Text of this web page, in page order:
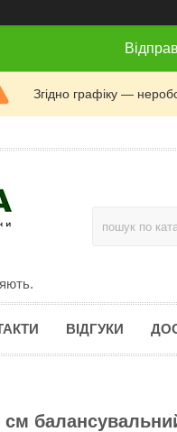
Згідно графіку —
ВІДГУКИ
см